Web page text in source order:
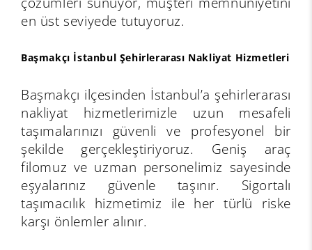
en üst seviyede tutuyoruz.
Başmakçı İstanbul Şehirlerarası Nakliyat Hizmetleri
Başmakçı ilçesinden İstanbul’a şehirlerarası
nakliyat hizmetlerimizle uzun mesafeli
taşımalarınızı güvenli ve profesyonel bir
şekilde gerçekleştiriyoruz. Geniş araç
filomuz ve uzman personelimiz sayesinde
eşyalarınız güvenle taşınır. Sigortalı
taşımacılık hizmetimiz ile her türlü riske
karşı önlemler alınır.